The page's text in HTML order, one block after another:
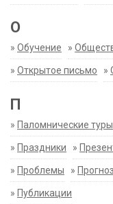
О
» Обучение »
» Открытое письмо »
П
» Паломнические туры
» Праздники »
» Проблемы »
» Публикации